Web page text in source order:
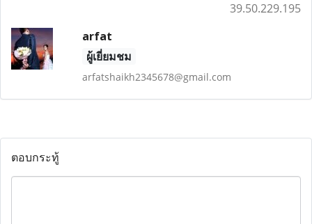
39.50.229.195
arfat
ผู้เยี่ยมชม
arfatshaikh2345678@gmail.com
ตอบกระทู้